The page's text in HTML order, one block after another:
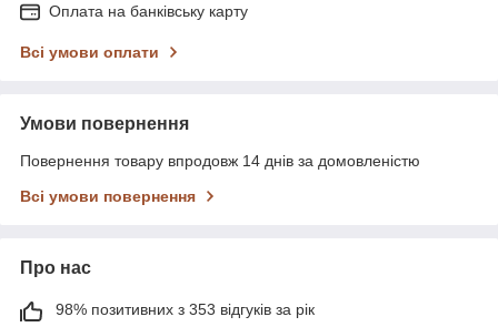
Оплата на банківську карту
Всі умови оплати
Умови повернення
Повернення товару впродовж 14 днів за домовленістю
Всі умови повернення
Про нас
98% позитивних з 353 відгуків за рік